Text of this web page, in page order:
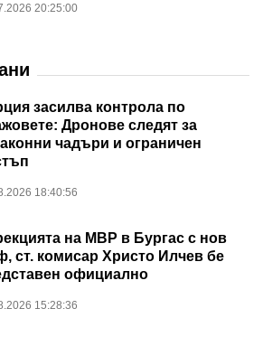
20:25:00
засилва контрола по
Дронове следят за
чадъри и ограничен
18:40:56
на МВР в Бургас с нов
ст. комисар Христо Илчев бе
официално
15:28:36